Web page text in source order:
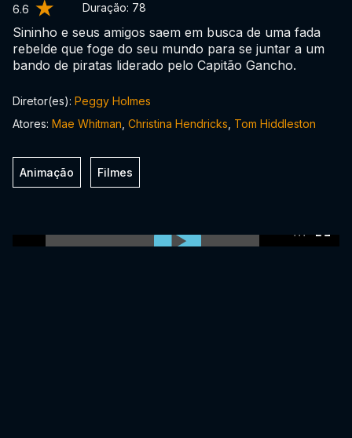
6.6 Duração: 78
Sininho e seus amigos saem em busca de uma fada
rebelde que foge do seu mundo para se juntar a um
bando de piratas liderado pelo Capitão Gancho.
Diretor(es): Peggy Holmes
Atores: Mae Whitman Christina Hendricks Tom Hiddleston
Animação Filmes